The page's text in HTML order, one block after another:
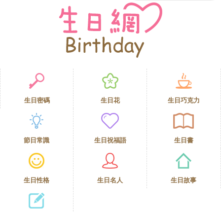
生日密碼 生日花 生日巧克力
節日常識 生日祝福語 生日書
生日性格 生日名人 生日故事